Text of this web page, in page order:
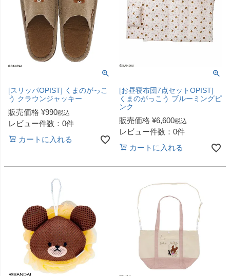
[スリッパOPIST] くまのがっこ
う クラウンジャッキー
販売価格 ¥990税込
レビュー件数：0件
カートに入れる
[お昼寝布団7点セットOPIST]
くまのがっこう ブルーミングピ
ンク
販売価格 ¥6,600税込
レビュー件数：0件
カートに入れる